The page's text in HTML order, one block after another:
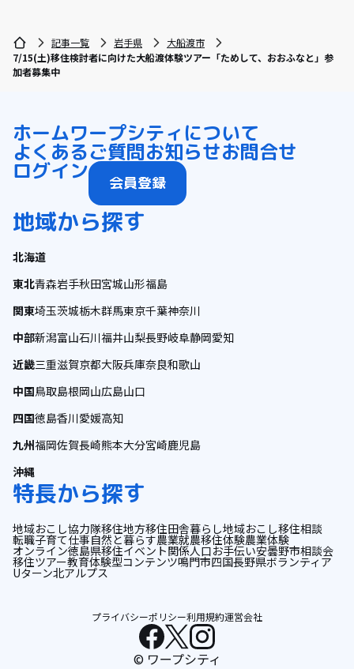
記事一覧 岩手県
大船渡市
7/15(土)移住検討者に向けた大船渡体験ツアー「ためして、おおふなと」参
加者募集中
ホームワープシティについて
よくあるご質問お知らせお問合せ
ログイン 会員登録
地域から探す
北海道
東北青森岩手秋田宮城山形福島
関東埼玉茨城栃木群馬東京千葉神奈川
中部新潟富山石川福井山梨長野岐阜静岡愛知
近畿三重滋賀京都大阪兵庫奈良和歌山
中国鳥取島根岡山広島山口
四国徳島香川愛媛高知
九州福岡佐賀長崎熊本大分宮崎鹿児島
沖縄
特長から探す
地域おこし協力隊移住地方移住田舎暮らし地域おこし移住相談
転職子育て仕事自然と暮らす農業就農移住体験農業体験
オンライン徳島県移住イベント関係人口お手伝い安曇野市相談会
移住ツアー教育体験型コンテンツ鳴門市四国長野県ボランティア
Uターン北アルプス
プライバシーポリシー利用規約運営会社
© ワープシティ